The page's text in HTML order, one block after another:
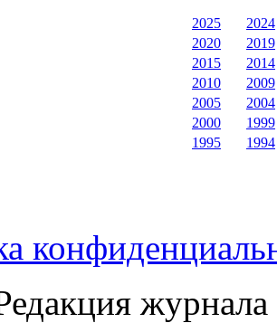
2025
2024
2020
2019
2015
2014
2010
2009
2005
2004
2000
1999
1995
1994